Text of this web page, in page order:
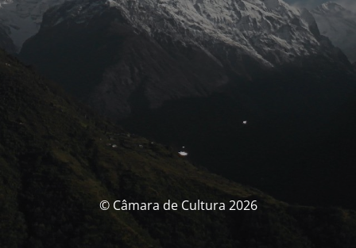
© Câmara de Cultura 2026